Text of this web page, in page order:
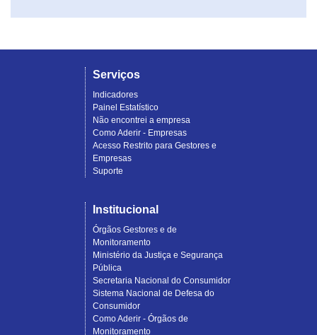
Serviços
Indicadores
Painel Estatístico
Não encontrei a empresa
Como Aderir - Empresas
Acesso Restrito para Gestores e
Empresas
Suporte
Institucional
Órgãos Gestores e de
Monitoramento
Ministério da Justiça e Segurança
Pública
Secretaria Nacional do Consumidor
Sistema Nacional de Defesa do
Consumidor
Como Aderir - Órgãos de
Monitoramento